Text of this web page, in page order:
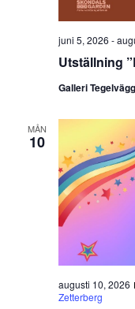
Utställning
juni 5, 2026 -
Galleri
MÅN
10
augusti 10, 2026
Zetterberg